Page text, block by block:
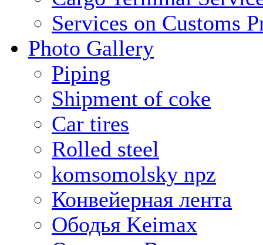
Services on Customs
Photo Gallery
Piping
Shipment of coke
Car tires
Rolled steel
komsomolsky npz
Конвейерная лента
Ободья Keimax